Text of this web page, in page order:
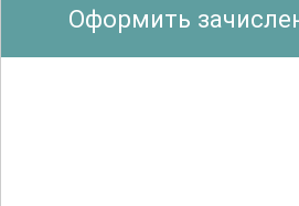
высокий уровень
лечебных
Оформить